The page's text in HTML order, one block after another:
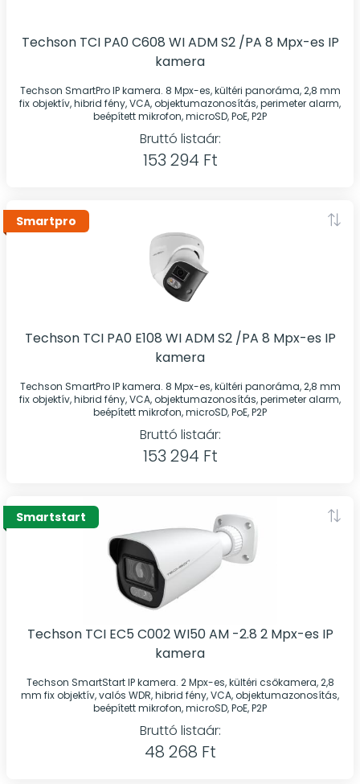
Techson TCI PA0 C608 WI ADM S2 /PA 8 Mpx-es IP
kamera
Techson SmartPro IP kamera. 8 Mpx-es, kültéri panoráma, 2,8 mm
fix objektív, hibrid fény, VCA, objektumazonosítás, perimeter alarm,
beépített mikrofon, microSD, PoE, P2P
Bruttó listaár:
153 294 Ft
Smartpro
Techson TCI PA0 E108 WI ADM S2 /PA 8 Mpx-es IP
kamera
Techson SmartPro IP kamera. 8 Mpx-es, kültéri panoráma, 2,8 mm
fix objektív, hibrid fény, VCA, objektumazonosítás, perimeter alarm,
beépített mikrofon, microSD, PoE, P2P
Bruttó listaár:
153 294 Ft
Smartstart
Techson TCI EC5 C002 WI50 AM -2.8 2 Mpx-es IP
kamera
Techson SmartStart IP kamera. 2 Mpx-es, kültéri csőkamera, 2,8
mm fix objektív, valós WDR, hibrid fény, VCA, objektumazonosítás,
beépített mikrofon, microSD, PoE, P2P
Bruttó listaár:
48 268 Ft